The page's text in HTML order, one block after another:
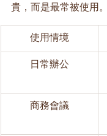
貴，而是最常被使用。
使用情境
日常辦公
商務會議